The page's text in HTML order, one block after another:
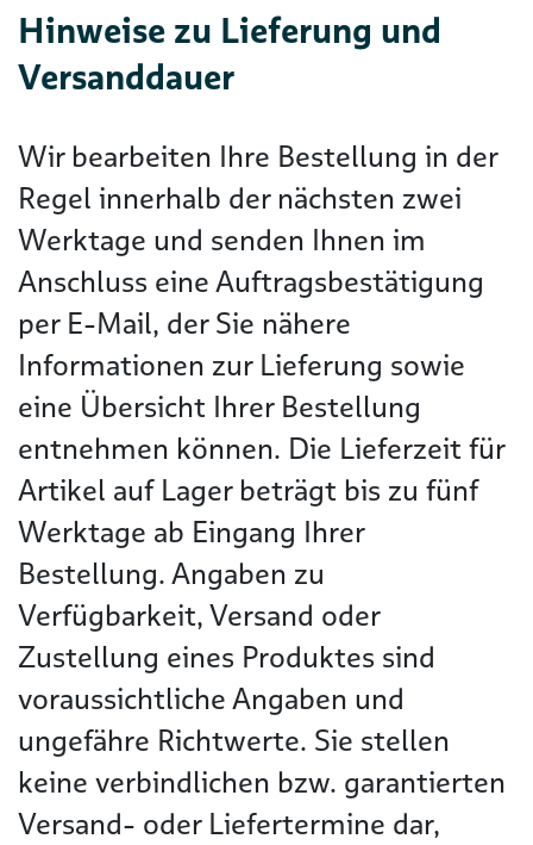
Hinweise zu Lieferung und
Versanddauer
Wir bearbeiten Ihre Bestellung in der
Regel innerhalb der nächsten zwei
Werktage und senden Ihnen im
Anschluss eine Auftragsbestätigung
per E-Mail, der Sie nähere
Informationen zur Lieferung sowie
eine Übersicht Ihrer Bestellung
entnehmen können. Die Lieferzeit für
Artikel auf Lager beträgt bis zu fünf
Werktage ab Eingang Ihrer
Bestellung. Angaben zu
Verfügbarkeit, Versand oder
Zustellung eines Produktes sind
voraussichtliche Angaben und
ungefähre Richtwerte. Sie stellen
keine verbindlichen bzw. garantierten
Versand- oder Liefertermine dar,